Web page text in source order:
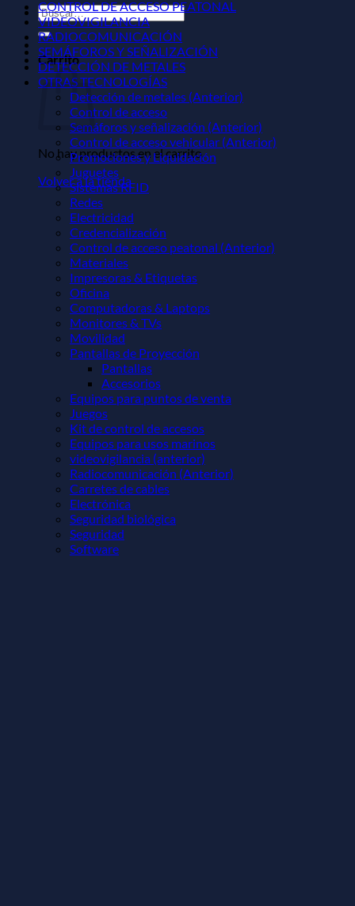
Buscar
por:
Carrito
No hay productos en el carrito.
Volver a la tienda
CONTROL DE ACCESO PEATONAL
VIDEOVIGILANCIA
RADIOCOMUNICACIÓN
SEMÁFOROS Y SEÑALIZACIÓN
DETECCIÓN DE METALES
OTRAS TECNOLOGÍAS
Detección de metales (Anterior)
Control de acceso
Semáforos y señalización (Anterior)
Control de acceso vehicular (Anterior)
Promociones y Liquidación
Juguetes
Sistemas RFID
Redes
Electricidad
Credencialización
Control de acceso peatonal (Anterior)
Materiales
Impresoras & Etiquetas
Oficina
Computadoras & Laptops
Monitores & TVs
Movilidad
Pantallas de Proyección
Pantallas
Accesorios
Equipos para puntos de venta
Juegos
Kit de control de accesos
Equipos para usos marinos
videovigilancia (anterior)
Radiocomunicación (Anterior)
Carretes de cables
Electrónica
Seguridad biológica
Seguridad
Software